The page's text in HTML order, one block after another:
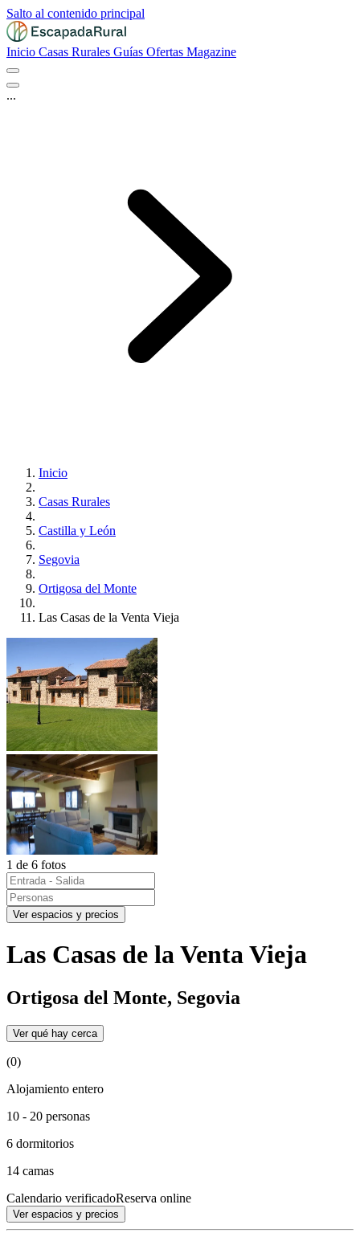
Salto al contenido principal
Inicio Casas Rurales Guías Ofertas Magazine
...
Inicio
Casas Rurales
Castilla y León
Segovia
Ortigosa del Monte
Las Casas de la Venta Vieja
1 de 6 fotos
Ver espacios y precios
Las Casas de la Venta Vieja
Ortigosa del Monte, Segovia
Ver qué hay cerca
(0)
Alojamiento entero
10 - 20 personas
6 dormitorios
14 camas
Calendario verificadoReserva online
Ver espacios y precios